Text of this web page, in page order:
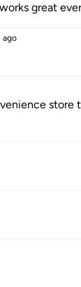
great
ago
store